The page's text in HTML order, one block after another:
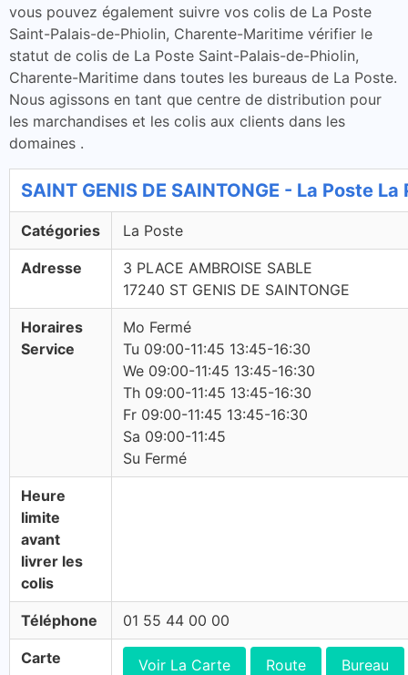
vous pouvez également suivre vos colis de La Poste
Saint-Palais-de-Phiolin, Charente-Maritime vérifier le
statut de colis de La Poste Saint-Palais-de-Phiolin,
Charente-Maritime dans toutes les bureaus de La Poste.
Nous agissons en tant que centre de distribution pour
les marchandises et les colis aux clients dans les
domaines .
SAINT GENIS DE SAINTONGE - La Poste La
Catégories La Poste
Adresse
3 PLACE AMBROISE SABLE
17240 ST GENIS DE SAINTONGE
Horaires
Service
Mo Fermé
Tu 09:00-11:45 13:45-16:30
We 09:00-11:45 13:45-16:30
Th 09:00-11:45 13:45-16:30
Fr 09:00-11:45 13:45-16:30
Sa 09:00-11:45
Su Fermé
Heure
limite
avant
livrer les
colis
Téléphone 01 55 44 00 00
Carte Voir La Carte Route Bureau